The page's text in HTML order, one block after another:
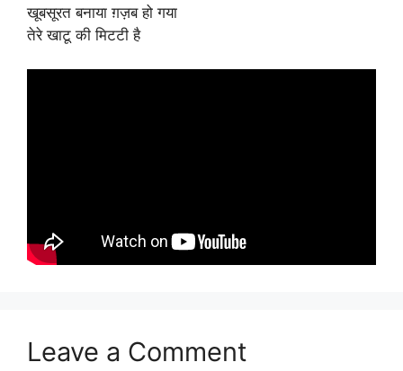
खूबसूरत बनाया ग़ज़ब हो गया
तेरे खाटू की मिटटी है
Leave a Comment